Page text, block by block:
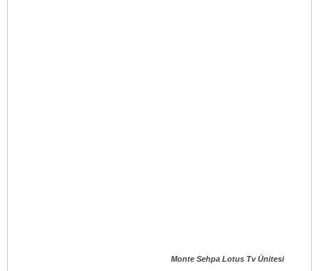
Monte Sehpa Lotus Tv Ünitesi